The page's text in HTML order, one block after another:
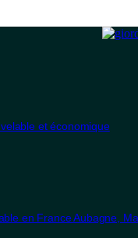
et économique
en France Aubagne,